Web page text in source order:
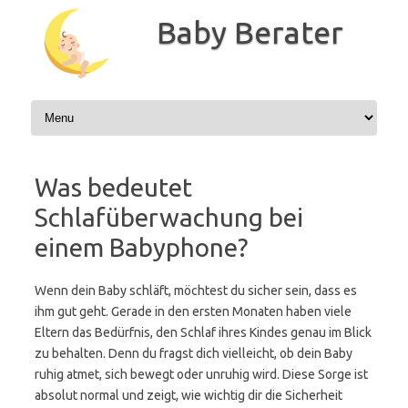
Inhalt
springen
Baby Berater
Was bedeutet
Schlafüberwachung bei
einem Babyphone?
Wenn dein Baby schläft, möchtest du sicher sein, dass es
ihm gut geht. Gerade in den ersten Monaten haben viele
Eltern das Bedürfnis, den Schlaf ihres Kindes genau im Blick
zu behalten. Denn du fragst dich vielleicht, ob dein Baby
ruhig atmet, sich bewegt oder unruhig wird. Diese Sorge ist
absolut normal und zeigt, wie wichtig dir die Sicherheit